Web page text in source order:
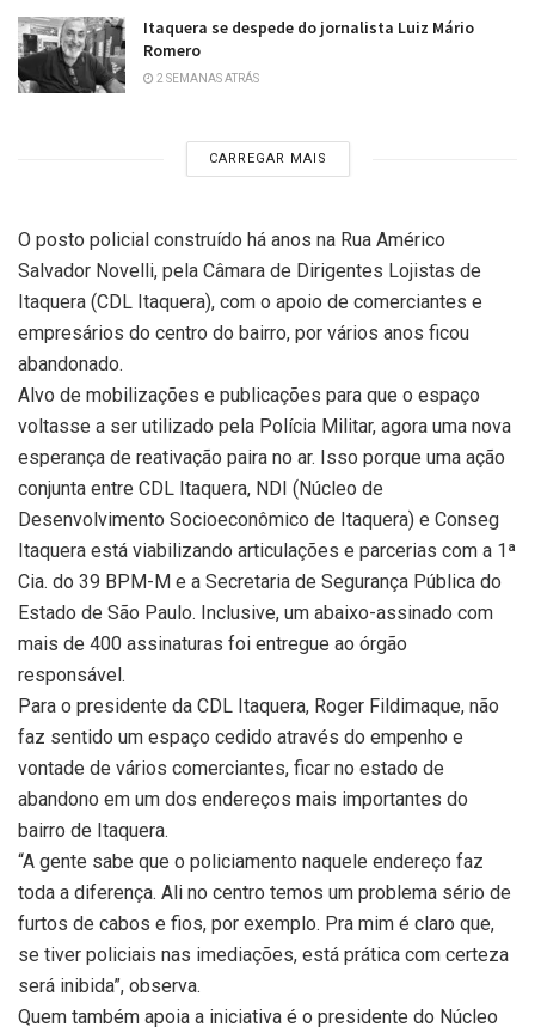
Itaquera se despede do jornalista Luiz Mário
Romero
2 SEMANAS ATRÁS
CARREGAR MAIS
O posto policial construído há anos na Rua Américo
Salvador Novelli, pela Câmara de Dirigentes Lojistas de
Itaquera (CDL Itaquera), com o apoio de comerciantes e
empresários do centro do bairro, por vários anos ficou
abandonado.
Alvo de mobilizações e publicações para que o espaço
voltasse a ser utilizado pela Polícia Militar, agora uma nova
esperança de reativação paira no ar. Isso porque uma ação
conjunta entre CDL Itaquera, NDI (Núcleo de
Desenvolvimento Socioeconômico de Itaquera) e Conseg
Itaquera está viabilizando articulações e parcerias com a 1ª
Cia. do 39 BPM-M e a Secretaria de Segurança Pública do
Estado de São Paulo. Inclusive, um abaixo-assinado com
mais de 400 assinaturas foi entregue ao órgão
responsável.
Para o presidente da CDL Itaquera, Roger Fildimaque, não
faz sentido um espaço cedido através do empenho e
vontade de vários comerciantes, ficar no estado de
abandono em um dos endereços mais importantes do
bairro de Itaquera.
“A gente sabe que o policiamento naquele endereço faz
toda a diferença. Ali no centro temos um problema sério de
furtos de cabos e fios, por exemplo. Pra mim é claro que,
se tiver policiais nas imediações, está prática com certeza
será inibida”, observa.
Quem também apoia a iniciativa é o presidente do Núcleo